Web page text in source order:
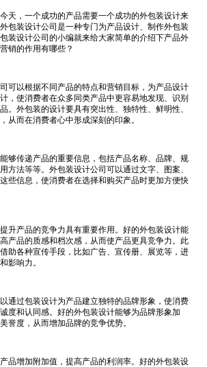
，一个成功的产品需要一个成功的外包装设计来
包装设计公司是一种专门为产品设计、制作外包装
装设计公司 的小编就来给大家简单的介绍下产品外
销的作用有哪些？
以根据不同产品的特点和营销目标，为产品设计
，使消费者在众多同类产品中更容易地发现、识别
。外包装的设计要具有突出性、独特性、鲜明性、
从而在消费者心中形成深刻的印象。
传递产品的重要信息，包括产品名称、品牌、规
方法等等。外包装设计公司可以通过文字、图案、
些信息，使消费者在选择和购买产品时更加方便快
产品的竞争力具有重要作用。好的外包装设计能
产品的质感和档次感，从而使产品更具竞争力。此
助各种宣传手段，比如广告、宣传册、展览等，进
影响力。
过包装设计为产品建立独特的品牌形象，使消费
度和认同感。好的外包装设计能够为品牌形象加
誉度，从而增加品牌的竞争优势。
增加附加值，提高产品的利润率。好的外包装设